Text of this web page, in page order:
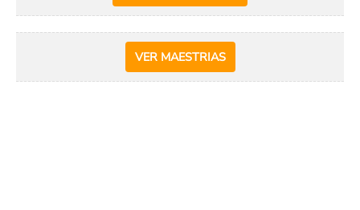
VER MAESTRIAS